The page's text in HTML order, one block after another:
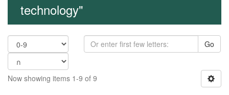
technology"
Go
Now showing items 1-9 of 9